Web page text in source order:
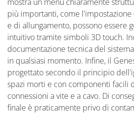
più importanti, come
e di allungamento, possono essere
intuitivo tramite simboli 3D touch.
documentazione tecnica del
in qualsiasi momento. Infine, il
progettato secondo il principio
spazi morti e con componenti facili
connessioni a vite e a cavo. Di
finale è praticamente privo di